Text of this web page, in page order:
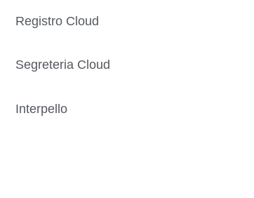
Registro Cloud
Segreteria Cloud
Interpello